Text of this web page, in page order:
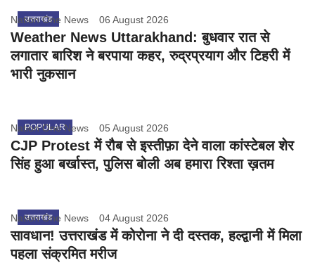
उत्तराखंड
Nation One News 06 August 2026
Weather News Uttarakhand: बुधवार रात से
लगातार बारिश ने बरपाया कहर, रुद्रप्रयाग और टिहरी में
भारी नुकसान
POPULAR
Nation One News 05 August 2026
CJP Protest में रौब से इस्तीफ़ा देने वाला कांस्टेबल शेर
सिंह हुआ बर्खास्त, पुलिस बोली अब हमारा रिश्ता ख़तम
उत्तराखंड
Nation One News 04 August 2026
सावधान! उत्तराखंड में कोरोना ने दी दस्तक, हल्द्वानी में मिला
पहला संक्रमित मरीज